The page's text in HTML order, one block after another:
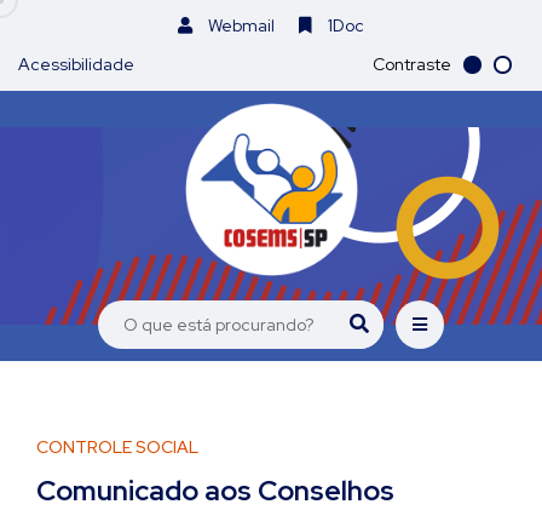
Webmail
1Doc
Acessibilidade
Contraste
CONTROLE SOCIAL
Comunicado aos Conselhos